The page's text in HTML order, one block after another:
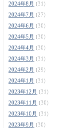
2024年8月 (31)
2024年7月 (27)
2024年6月 (30)
2024年5月 (30)
2024年4月 (30)
2024年3月 (31)
2024年2月 (29)
2024年1月 (31)
2023年12月 (31)
2023年11月 (30)
2023年10月 (31)
2023年9月 (30)